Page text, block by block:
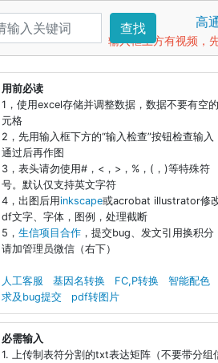
查找 高
输入框上方有视频，
用前必读
1，使用excel存储并调整数据，数据不要有空
元格
2，先用输入框下方的“输入检查”按钮检查输入
通过后再作图
3，表头请勿使用#，<，>，%，(，)等特殊符
号。默认仅支持英文字符
4，出图后用inkscape或acrobat illustrator修
df文字、字体，图例，处理截断
5， 生信项目合作 ，提交bug、发文引用换积分
请加管理员微信（右下）
人工客服 基因名转换 FC,P转换
智能配色
求及bug提交
pdf转图片
必需输入
1. 上传制表符分割的txt表达矩阵（不要带分组